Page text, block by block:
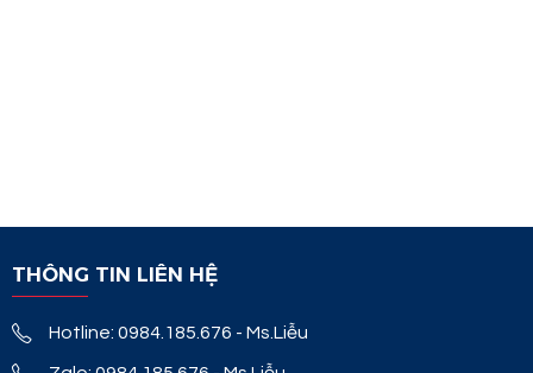
THÔNG TIN LIÊN HỆ
Hotline: 0984.185.676 - Ms.Liễu